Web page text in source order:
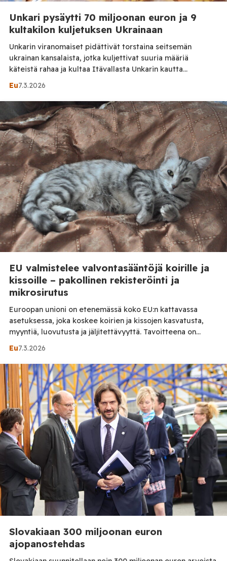
Unkari pysäytti 70 miljoonan euron ja 9
kultakilon kuljetuksen Ukrainaan
Unkarin viranomaiset pidättivät torstaina seitsemän
ukrainan kansalaista, jotka kuljettivat suuria määriä
käteistä rahaa ja kultaa Itävallasta Unkarin kautta
diplomaattinen kiista Unkarin ja Ukrainan välille. Unkarin
vero- ja tulliviranomainen (NAV) ilmoitti aloittaneensa
rahanpesututkinnan, jossa syytettynä on seitsemän
Ukrainan kansalaista. Viranomaisten mukaan he kuljettivat
kahdessa panssaroidussa rahankuljetusautossa 40 […]
Eu7.3.2026
EU valmistelee valvontasääntöjä koirille ja
kissoille – pakollinen rekisteröinti ja
mikrosirutus
Euroopan unioni on etenemässä koko EU:n kattavassa
asetuksessa, joka koskee koirien ja kissojen kasvatusta,
myyntiä, luovutusta ja jäljitettävyyttä. Tavoitteena on
että elävät eläimet – mukaan lukien koirat ja kissat –
kuuluvat EU:n perussopimukseen ja ovat osa unionin
”yhteistä maatalouspolitiikkaa”. Samalla lemmikkieläimistä
on muodostunut […]
Eu7.3.2026
Slovakiaan 300 miljoonan euron
ajopanostehdas